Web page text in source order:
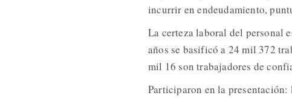
incurrir en endeudamiento,
La certeza laboral del personal
años se basificó a 24 mil 372
mil 16 son trabajadores de
Participaron en la